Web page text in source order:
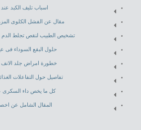
اسباب تليف الكبد
مقال عن الفشل الكلوى
تشخيص الطبيب لنقص تجلط الدم
حلول البقع السوداء فى
خطورة امراض جلد الانف
تفاصيل حول التفاعلات
كل ما يخص داء السكرى
المقال الشامل عن